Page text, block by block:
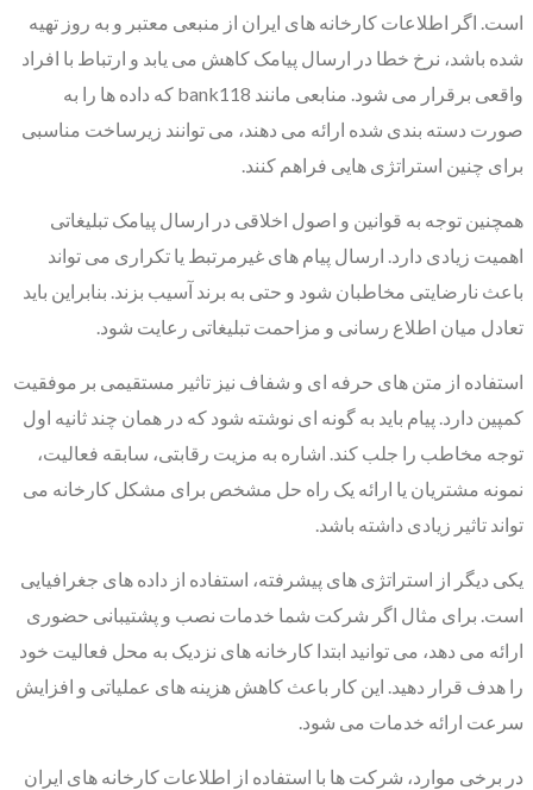
است. اگر اطلاعات کارخانه های ایران از منبعی معتبر و به روز تهیه
شده باشد، نرخ خطا در ارسال پیامک کاهش می یابد و ارتباط با افراد
واقعی برقرار می شود. منابعی مانند bank118 که داده ها را به
صورت دسته بندی شده ارائه می دهند، می توانند زیرساخت مناسبی
برای چنین استراتژی هایی فراهم کنند.
همچنین توجه به قوانین و اصول اخلاقی در ارسال پیامک تبلیغاتی
اهمیت زیادی دارد. ارسال پیام های غیرمرتبط یا تکراری می تواند
باعث نارضایتی مخاطبان شود و حتی به برند آسیب بزند. بنابراین باید
تعادل میان اطلاع رسانی و مزاحمت تبلیغاتی رعایت شود.
استفاده از متن های حرفه ای و شفاف نیز تاثیر مستقیمی بر موفقیت
کمپین دارد. پیام باید به گونه ای نوشته شود که در همان چند ثانیه اول
توجه مخاطب را جلب کند. اشاره به مزیت رقابتی، سابقه فعالیت،
نمونه مشتریان یا ارائه یک راه حل مشخص برای مشکل کارخانه می
تواند تاثیر زیادی داشته باشد.
یکی دیگر از استراتژی های پیشرفته، استفاده از داده های جغرافیایی
است. برای مثال اگر شرکت شما خدمات نصب و پشتیبانی حضوری
ارائه می دهد، می توانید ابتدا کارخانه های نزدیک به محل فعالیت خود
را هدف قرار دهید. این کار باعث کاهش هزینه های عملیاتی و افزایش
سرعت ارائه خدمات می شود.
در برخی موارد، شرکت ها با استفاده از اطلاعات کارخانه های ایران